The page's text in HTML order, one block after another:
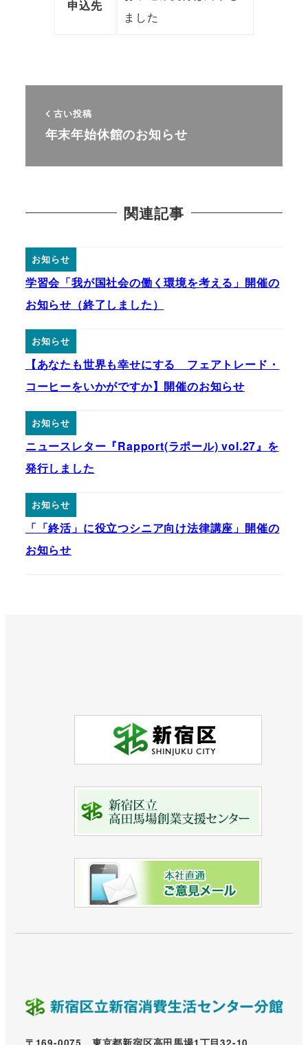
申込先
ました
古い投稿
年末年始休館のお知らせ
関連記事
お知らせ
学習会「我が国社会の働く環境を考える」開催の
お知らせ（終了しました）
お知らせ
【あなたも世界も幸せにする フェアトレード・
コーヒーをいかがですか】開催のお知らせ
お知らせ
ニュースレター『Rapport(ラポール) vol.27』を
発行しました
お知らせ
「「終活」に役立つシニア向け法律講座」開催の
お知らせ